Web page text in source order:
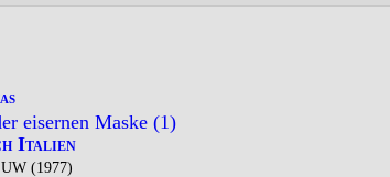
eisernen Maske (1)
Italien
(1977)